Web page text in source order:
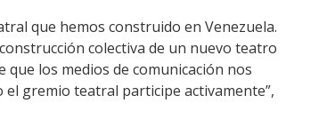
que hemos construido en Venezuela.
colectiva de un nuevo teatro
los medios de comunicación nos
gremio teatral participe activamente”,